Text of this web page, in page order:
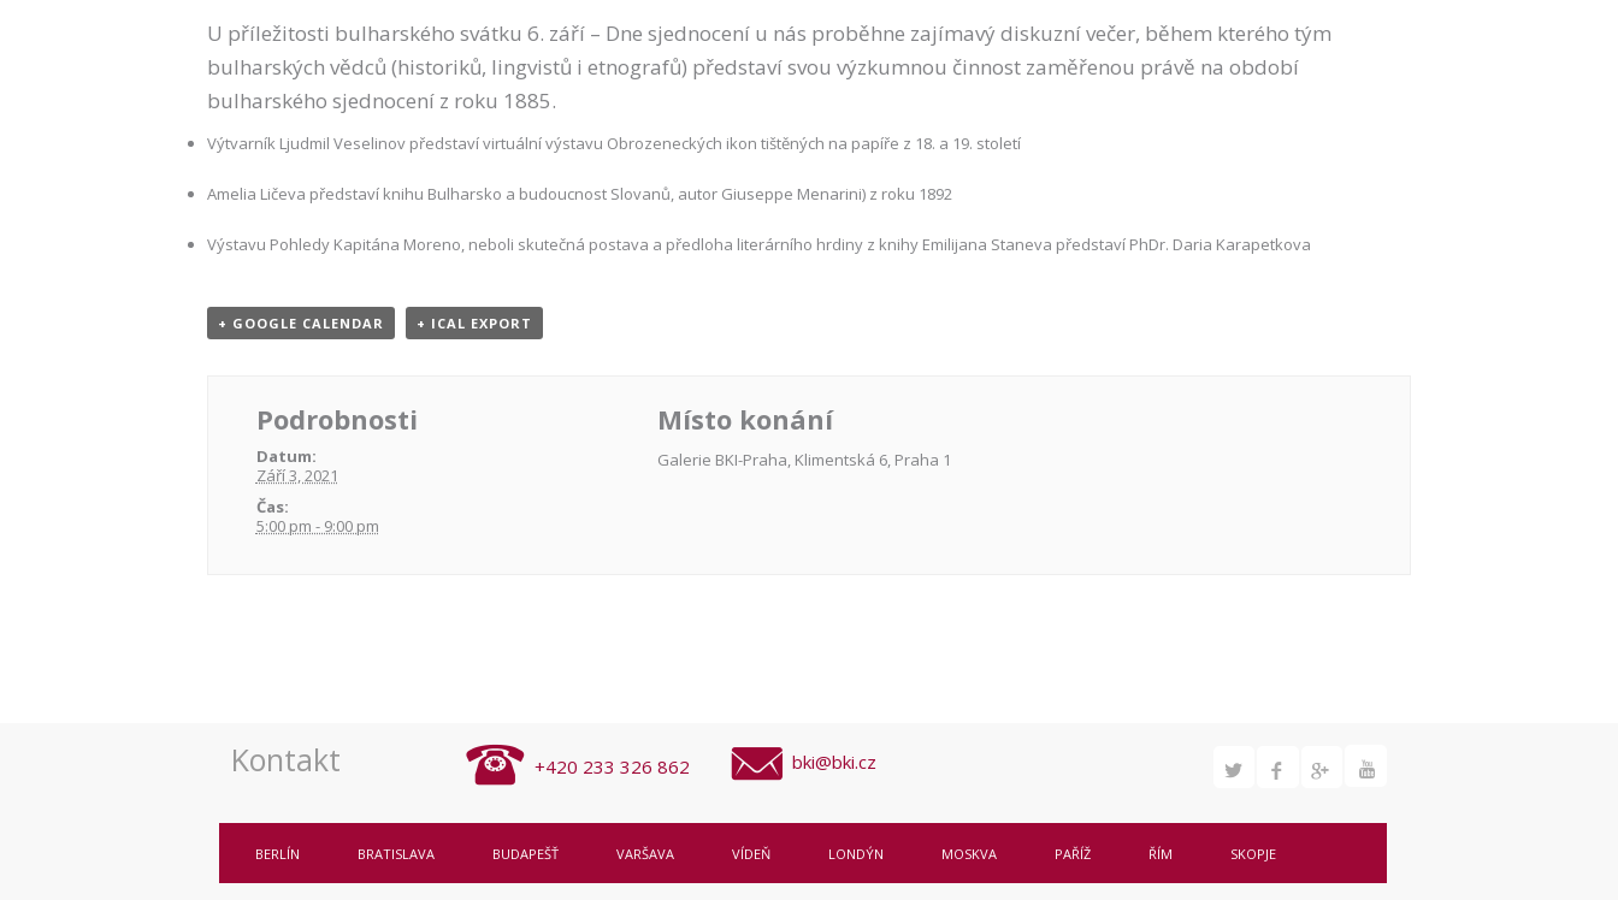
U příležitosti bulharského svátku 6. září – Dne sjednocení u nás proběhne zajímavý diskuzní večer, během kterého tým
bulharských vědců (historiků, lingvistů i etnografů) představí svou výzkumnou činnost zaměřenou právě na období
bulharského sjednocení z roku 1885.
Výtvarník Ljudmil Veselinov představí virtuální výstavu Obrozeneckých ikon tištěných na papíře z 18. a 19. století
Amelia Ličeva představí knihu Bulharsko a budoucnost Slovanů, autor Giuseppe Menarini) z roku 1892
Výstavu Pohledy Kapitána Moreno, neboli skutečná postava a předloha literárního hrdiny z knihy Emilijana Staneva představí PhDr. Daria Karapetkova
+ GOOGLE CALENDAR + ICAL EXPORT
Podrobnosti
Datum:
Září 3, 2021
Čas:
5:00 pm - 9:00 pm
Místo konání
Galerie BKI-Praha, Klimentská 6, Praha 1
Kontakt +420 233 326 862 bki@bki.cz
BERLÍN BRATISLAVA BUDAPEŠŤ VARŠAVA VÍDEŇ LONDÝN MOSKVA PAŘÍŽ ŘÍM SKOPJE